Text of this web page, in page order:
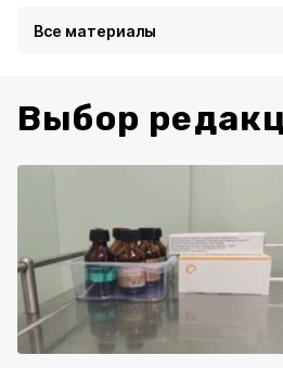
Все материалы
Выбор